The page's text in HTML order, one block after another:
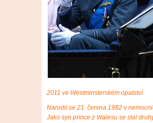
2011 ve Westminsterském opatství.
Narodil se 21. června 1982 v
Jako syn prince z Walesu se stal